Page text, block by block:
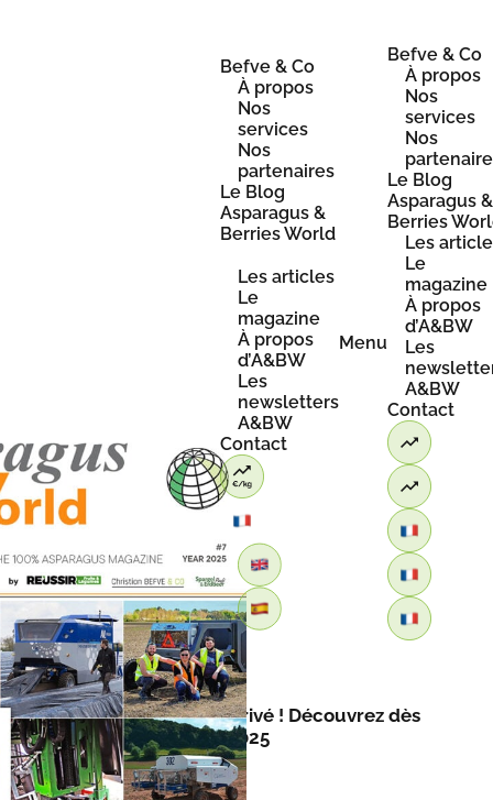
Befve & Co
À propos
Nos
services
Nos
partenaires
Le Blog
Asparagus &
Berries World
Les articles
Le
magazine
À propos
d’A&BW
Les
newsletters
A&BW
Contact
Menu
Befve & Co
À propos
Nos
services
Nos
Le Blog
Asparagus &
Berries
Les
Le
magazine
À propos
d’A&BW
Les
A&BW
Contact
Retour
Asparagus World n°7 est arrivé ! Découvrez dès
maintenant notre édition 2025